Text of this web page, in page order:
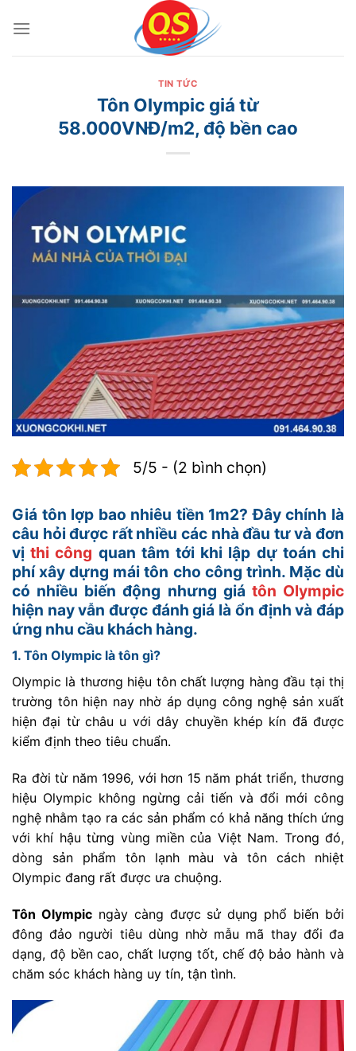
qua
TIN TỨC
Tôn Olympic giá từ
58.000VNĐ/m2, độ bền cao
5/5 - (2 bình chọn)
Giá tôn lợp bao nhiêu tiền 1m2? Đây chính là
câu hỏi được rất nhiều các nhà đầu tư và đơn
vịthi công quan tâm tới khi lập dự toán chi
phí xây dựng mái tôn cho công trình. Mặc dù
có nhiều biến động nhưng giá tôn Olympic
hiện nay vẫn được đánh giá là ổn định và đáp
ứng nhu cầu khách hàng.
1. Tôn Olympic là tôn gì?
Olympic là thương hiệu tôn chất lượng hàng đầu tại thị
trường tôn hiện nay nhờ áp dụng công nghệ sản xuất
hiện đại từ châu u với dây chuyền khép kín đã được
kiểm định theo tiêu chuẩn.
Ra đời từ năm 1996, với hơn 15 năm phát triển, thương
hiệu Olympic không ngừng cải tiến và đổi mới công
nghệ nhằm tạo ra các sản phẩm có khả năng thích ứng
với khí hậu từng vùng miền của Việt Nam. Trong đó,
dòng sản phẩm tôn lạnh màu và tôn cách nhiệt
Olympic đang rất được ưa chuộng.
Tôn Olympicngày càng được sử dụng phổ biến bởi
đông đảo người tiêu dùng nhờ mẫu mã thay đổi đa
dạng, độ bền cao, chất lượng tốt, chế độ bảo hành và
chăm sóc khách hàng uy tín, tận tình.